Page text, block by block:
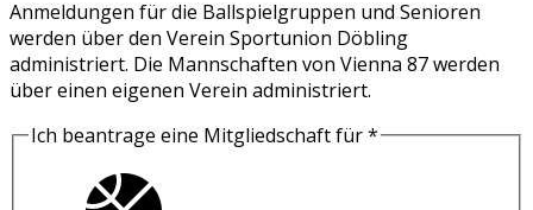
Anmeldungen für die Ballspielgruppen und Senioren
werden über den Verein Sportunion Döbling
administriert. Die Mannschaften von Vienna 87 werden
über einen eigenen Verein administriert.
Ich beantrage eine Mitgliedschaft für*